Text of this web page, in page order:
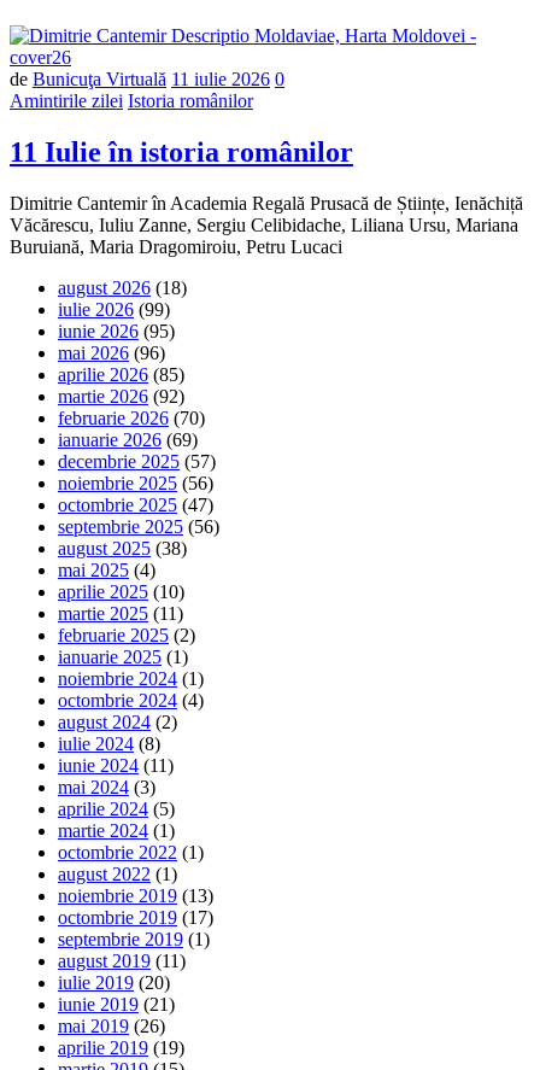
de Bunicuţa Virtuală 11 iulie 2026 Număr
0
Amintirile zilei Istoria românilor
11 Iulie în istoria românilor
Dimitrie Cantemir în Academia Regală Prusacă de Științe, Ienăchiță
Văcărescu, Iuliu Zanne, Sergiu Celibidache, Liliana Ursu, Mariana
Buruiană, Maria Dragomiroiu, Petru Lucaci
august 2026 (18)
iulie 2026 (99)
iunie 2026 (95)
mai 2026 (96)
aprilie 2026 (85)
martie 2026 (92)
februarie 2026 (70)
ianuarie 2026 (69)
decembrie 2025 (57)
noiembrie 2025 (56)
octombrie 2025 (47)
septembrie 2025 (56)
august 2025 (38)
mai 2025 (4)
aprilie 2025 (10)
martie 2025 (11)
februarie 2025 (2)
ianuarie 2025 (1)
noiembrie 2024 (1)
octombrie 2024 (4)
august 2024 (2)
iulie 2024 (8)
iunie 2024 (11)
mai 2024 (3)
aprilie 2024 (5)
martie 2024 (1)
octombrie 2022 (1)
august 2022 (1)
noiembrie 2019 (13)
octombrie 2019 (17)
septembrie 2019 (1)
august 2019 (11)
iulie 2019 (20)
iunie 2019 (21)
mai 2019 (26)
aprilie 2019 (19)